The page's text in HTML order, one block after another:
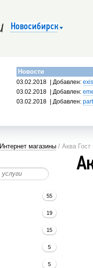
Новосибирск
Новости
03.02.2018 | Добавлен:
03.02.2018
| Добавлен:
03.02.2018
| Добавлен:
Интернет магазины / Аква Гост
55
19
15
5
5